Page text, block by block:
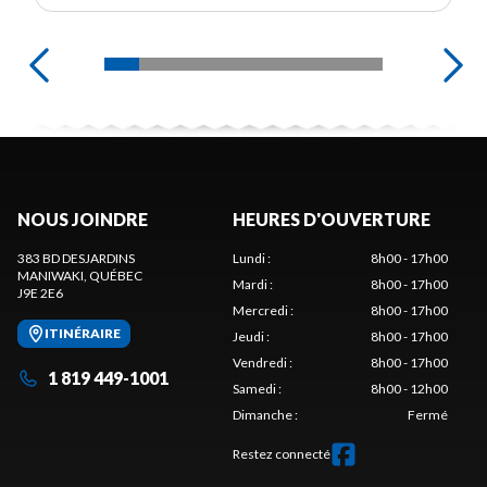
NOUS JOINDRE
383 BD DESJARDINS
MANIWAKI, QUÉBEC
J9E 2E6
ITINÉRAIRE
1 819 449-1001
HEURES D'OUVERTURE
Lundi:
8h00 - 17h00
Mardi:
8h00 - 17h00
Mercredi:
8h00 - 17h00
Jeudi:
8h00 - 17h00
Vendredi:
8h00 - 17h00
Samedi:
8h00 - 12h00
Dimanche: Fermé
Restez connecté